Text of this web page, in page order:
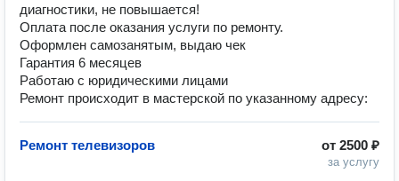
диагностики, не повышается!
Оплата после оказания услуги по ремонту.
Оформлен самозанятым, выдаю чек
Гарантия 6 месяцев
Работаю с юридическими лицами
Ремонт происходит в мастерской по указанному адресу:
от 2500 ₽
за услугу
Ремонт телевизоров